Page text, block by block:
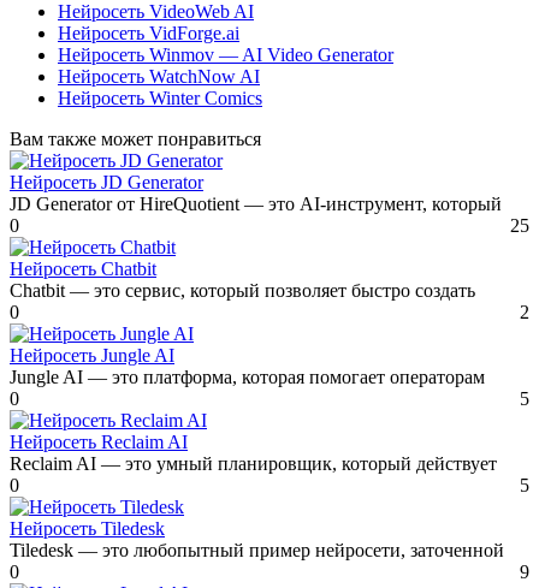
Нейросеть VideoWeb AI
Нейросеть VidForge.ai
Нейросеть Winmov — AI Video Generator
Нейросеть WatchNow AI
Нейросеть Winter Comics
Вам также может понравиться
Нейросеть JD Generator
JD Generator от HireQuotient — это AI-инструмент, который
0
25
Нейросеть Chatbit
Chatbit — это сервис, который позволяет быстро создать
0
2
Нейросеть Jungle AI
Jungle AI — это платформа, которая помогает операторам
0
5
Нейросеть Reclaim AI
Reclaim AI — это умный планировщик, который действует
0
5
Нейросеть Tiledesk
Tiledesk — это любопытный пример нейросети, заточенной
0
9